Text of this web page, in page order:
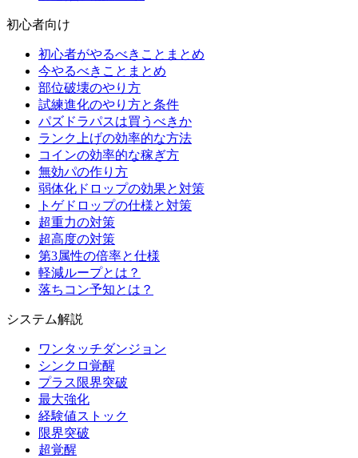
初心者向け
初心者がやるべきことまとめ
今やるべきことまとめ
部位破壊のやり方
試練進化のやり方と条件
パズドラパスは買うべきか
ランク上げの効率的な方法
コインの効率的な稼ぎ方
無効パの作り方
弱体化ドロップの効果と対策
トゲドロップの仕様と対策
超重力の対策
超高度の対策
第3属性の倍率と仕様
軽減ループとは？
落ちコン予知とは？
システム解説
ワンタッチダンジョン
シンクロ覚醒
プラス限界突破
最大強化
経験値ストック
限界突破
超覚醒